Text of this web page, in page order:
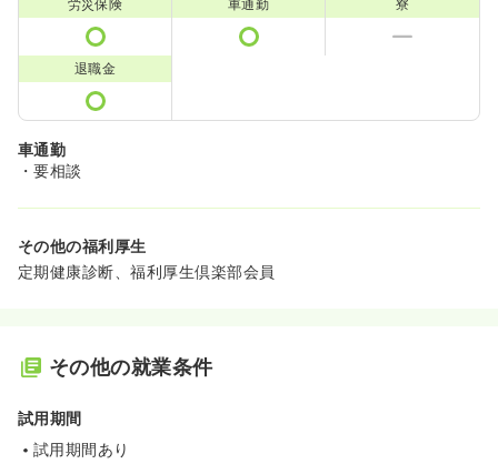
労災保険 車通勤 寮
退職金
車通勤
・要相談
その他の福利厚生
定期健康診断、福利厚生倶楽部会員
その他の就業条件
試用期間
試用期間あり